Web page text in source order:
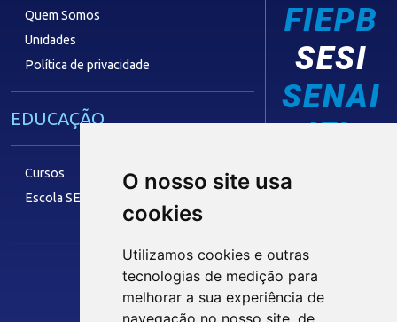
O nosso site usa
cookies
Utilizamos cookies e outras
tecnologias de medição para
melhorar a sua experiência de
navegação no nosso site, de
Quem Somos
Unidades
Política de privacidade
EDUCAÇÃO
Cursos
Escola SESI
FIEPB
SESI
SENAI
IEL
Siga nossas Redes Sociais